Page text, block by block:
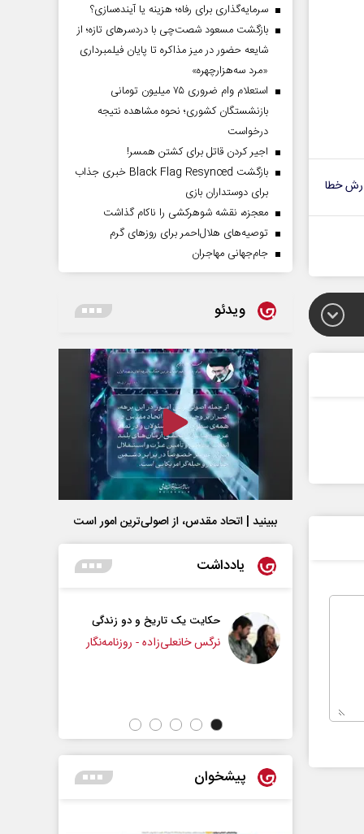
خطا
سرمایه‌گذاری برای رفاه؛ هزینه یا آینده‌سازی؟
بازگشت مسعود شصت‌چی با دردسر‌های تازه؛ از
شایعه حضور در میز مذاکره تا پایان فیلمبرداری
«مرد سه‌هزارچهره»
استعلام وام ضروری ۷۵ میلیون تومانی
بازنشستگان کشوری؛ نحوه مشاهده نتیجه
درخواست
اجیر کردن قاتل برای کشتن همسر!
بازگشت Black Flag Resynced خبری جذاب
برای دوستداران بازی
معجزه، نقشه شوهرکشی را ناکام گذاشت
توصیه‌های هلال‌احمر برای روز‌های گرم
جام‌جهانی مهاجران
ویدئو
ببینید | اتحاد مقدس، از اصولی‌ترین امور است
یادداشت
حکایت یک تاریخ و دو زندگی
نرگس خانعلی‌زاده - روزنامه‌نگار
چرایی عقب‌نشینی ترامپ؟
پیشخوان